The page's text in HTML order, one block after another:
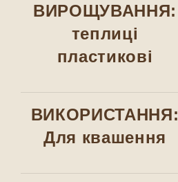
ВИРОЩУВАННЯ:
теплиці
пластикові
ВИКОРИСТАННЯ:
Для квашення